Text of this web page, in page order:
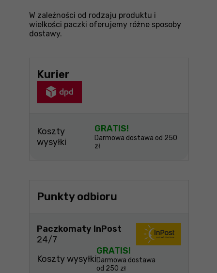
W zależności od rodzaju produktu i
wielkości paczki oferujemy różne sposoby
dostawy.
Kurier
Koszty
wysyłki
GRATIS!
Darmowa dostawa od 250
zł
Punkty odbioru
Paczkomaty InPost
24/7
Koszty wysyłki
GRATIS!
Darmowa dostawa
od 250 zł